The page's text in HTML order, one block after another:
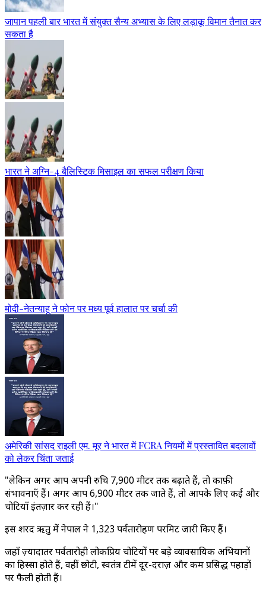
जापान पहली बार भारत में संयुक्त सैन्य अभ्यास के लिए लड़ाकू विमान तैनात कर
सकता है
भारत ने अग्नि-4 बैलिस्टिक मिसाइल का सफल परीक्षण किया
मोदी-नेतन्याहू ने फोन पर मध्य पूर्व हालात पर चर्चा की
अमेरिकी सांसद राइली एम. मूर ने भारत में FCRA नियमों में प्रस्तावित बदलावों
को लेकर चिंता जताई
"लेकिन अगर आप अपनी रुचि 7,900 मीटर तक बढ़ाते हैं, तो काफ़ी
संभावनाएँ हैं। अगर आप 6,900 मीटर तक जाते हैं, तो आपके लिए कई और
चोटियाँ इंतज़ार कर रही हैं।"
इस शरद ऋतु में नेपाल ने 1,323 पर्वतारोहण परमिट जारी किए हैं।
जहाँ ज़्यादातर पर्वतारोही लोकप्रिय चोटियों पर बड़े व्यावसायिक अभियानों
का हिस्सा होते हैं, वहीं छोटी, स्वतंत्र टीमें दूर-दराज़ और कम प्रसिद्ध पहाड़ों
पर फैली होती हैं।